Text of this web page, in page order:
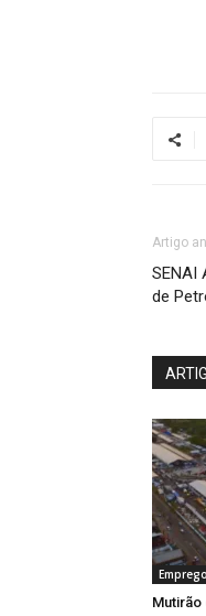
Artigo
SENAI
de